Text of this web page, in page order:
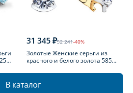
31 345 ₽52 241-40%
Золотые Женские серьги из
красного и белого золота 585
В каталог